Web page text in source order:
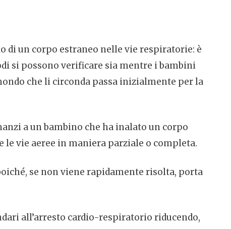
di un corpo estraneo nelle vie respiratorie: è
si possono verificare sia mentre i bambini
che li circonda passa inizialmente per la
a un bambino che ha inalato un corpo
vie aeree in maniera parziale o completa.
se non viene rapidamente risolta, porta
all’arresto cardio-respiratorio riducendo,